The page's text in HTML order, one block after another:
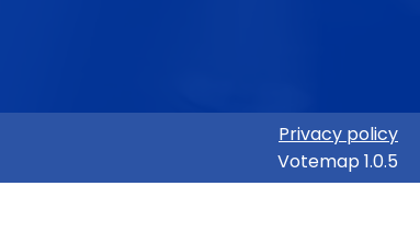
Privacy policy
Votemap 1.0.5